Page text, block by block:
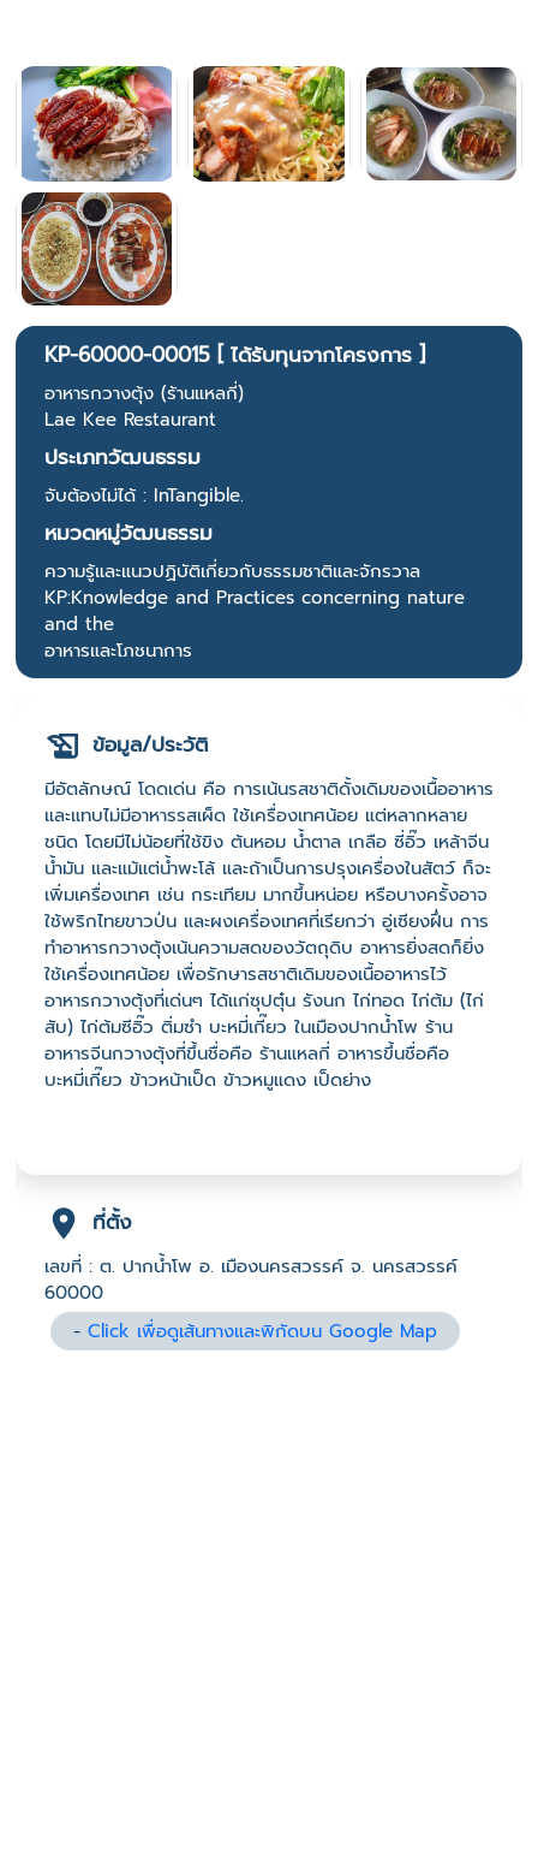
KP-60000-00015 [ ได้รับทุนจากโครงการ ]
อาหารกวางตุ้ง (ร้านแหลกี่)
Lae Kee Restaurant
ประเภทวัฒนธรรม
จับต้องไม่ได้ : InTangible.
หมวดหมู่วัฒนธรรม
ความรู้และแนวปฏิบัติเกี่ยวกับธรรมชาติและจักรวาล
KP:Knowledge and Practices concerning nature
and the
อาหารและโภชนาการ
ข้อมูล/ประวัติ
มีอัตลักษณ์ โดดเด่น คือ การเน้นรสชาติดั้งเดิมของเนื้ออาหาร
และแทบไม่มีอาหารรสเผ็ด ใช้เครื่องเทศน้อย แต่หลากหลาย
ชนิด โดยมีไม่น้อยที่ใช้ขิง ต้นหอม น้ำตาล เกลือ ซี่อิ๊ว เหล้าจีน
น้ำมัน และแม้แต่น้ำพะโล้ และถ้าเป็นการปรุงเครื่องในสัตว์ ก็จะ
เพิ่มเครื่องเทศ เช่น กระเทียม มากขึ้นหน่อย หรือบางครั้งอาจ
ใช้พริกไทยขาวป่น และผงเครื่องเทศที่เรียกว่า อู่เซียงฝึ่น การ
ทำอาหารกวางตุ้งเน้นความสดของวัตถุดิบ อาหารยิ่งสดก็ยิ่ง
ใช้เครื่องเทศน้อย เพื่อรักษารสชาติเดิมของเนื้ออาหารไว้
อาหารกวางตุ้งที่เด่นๆ ได้แก่ซุปตุ๋น รังนก ไก่ทอด ไก่ต้ม (ไก่
สับ) ไก่ต้มซีอิ๊ว ติ่มซำ บะหมี่เกี๊ยว ในเมืองปากน้ำโพ ร้าน
อาหารจีนกวางตุ้งที่ขึ้นชื่อคือ ร้านแหลกี่ อาหารขึ้นชื่อคือ
บะหมี่เกี๊ยว ข้าวหน้าเป็ด ข้าวหมูแดง เป็ดย่าง
ที่ตั้ง
เลขที่ : ต. ปากน้ำโพ อ. เมืองนครสวรรค์ จ. นครสวรรค์
60000
-Click เพื่อดูเส้นทางและพิกัดบน Google Map